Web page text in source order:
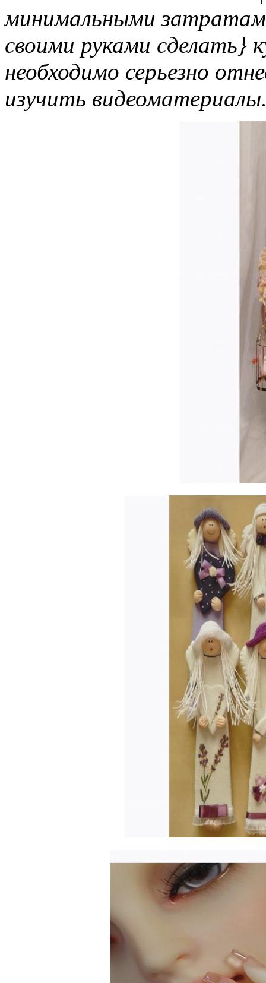
минимальными
своими руками сделать}
необходимо серьезно
изучить